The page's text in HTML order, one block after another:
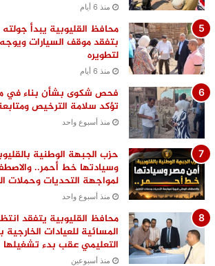
منذ 6 أيام
محافظ القليوبية يبدأ
بتفقد موقف السيارات
لتطويره
منذ 6 أيام
فحص شكوى بشأن بناء في
تؤكد سلامة الترخيص ومتابعة
منذ أسبوع واحد
حزب الجبهة الوطنية
وسيادتها خط أحمر..
لمواجهة التحديات وحملات
منذ أسبوع واحد
محافظ القليوبية يتفقد
المسائية للعيادات
التعليمي عقب بدء تشغيلها
منذ أسبوعين